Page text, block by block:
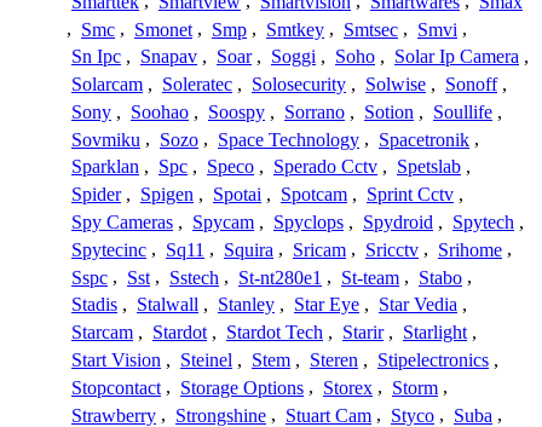
, Smc , Smonet , Smp , Smtkey , Smtsec , Smvi ,
Sn Ipc , Snapav , Soar , Soggi , Soho , Solar Ip Camera ,
Solarcam , Soleratec , Solosecurity , Solwise , Sonoff ,
Sony , Soohao , Soospy , Sorrano , Sotion , Soullife ,
Sovmiku , Sozo , Space Technology , Spacetronik ,
Sparklan , Spc , Speco , Sperado Cctv , Spetslab ,
Spider , Spigen , Spotai , Spotcam , Sprint Cctv ,
Spy Cameras , Spycam , Spyclops , Spydroid , Spytech ,
Spytecinc , Sq11 , Squira , Sricam , Sricctv , Srihome ,
Sspc , Sst , Sstech , St-nt280e1 , St-team , Stabo ,
Stadis , Stalwall , Stanley , Star Eye , Star Vedia ,
Starcam , Stardot , Stardot Tech , Starir , Starlight ,
Start Vision , Steinel , Stem , Steren , Stipelectronics ,
Stopcontact , Storage Options , Storex , Storm ,
Strawberry , Strongshine , Stuart Cam , Styco , Suba ,